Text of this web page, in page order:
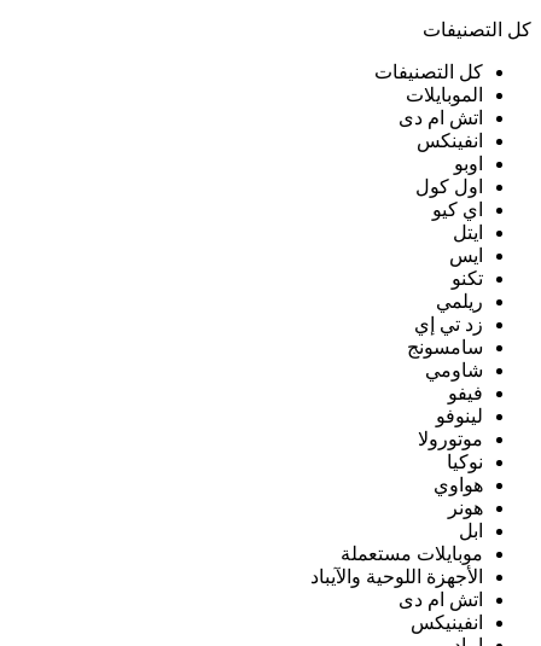
كل التصنيفات
كل التصنيفات
الموبايلات
اتش ام دى
انفينكس
اوبو
اول كول
اي كيو
ايتل
ايس
تكنو
ريلمي
زد تي إي
سامسونج
شاومي
فيفو
لينوفو
موتورولا
نوكيا
هواوي
هونر
ابل
موبايلات مستعملة
الأجهزة اللوحية والآيباد
اتش ام دى
انفينيكس